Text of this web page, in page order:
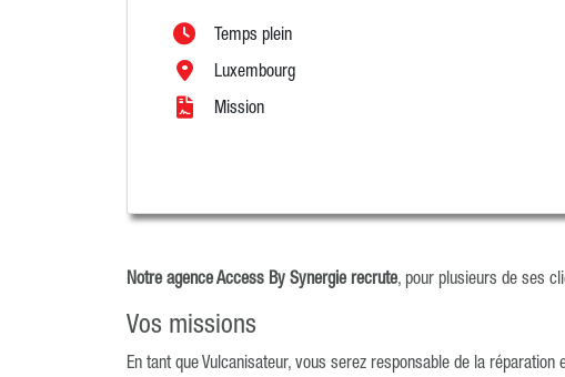
Temps plein
Luxembourg
Mission
Notre agence Access By Synergie recrute, pour plusieurs de ses
Vos missions
En tant que Vulcanisateur, vous serez responsable de la